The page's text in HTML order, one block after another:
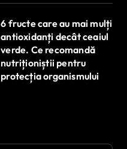
6 fructe care au mai mulți
antioxidanți decât ceaiul
verde. Ce recomandă
nutriționiștii pentru
protecția organismului